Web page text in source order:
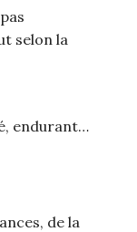
selon la
endurant…
de la